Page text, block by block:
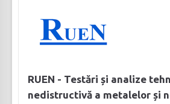
RUEN - Testări și analize
nedistructivă a metalelor și